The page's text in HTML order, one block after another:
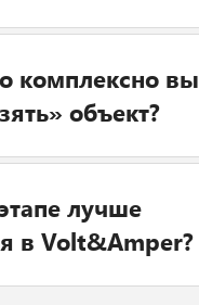
комплексно вы
объект?
лучше
в Volt&Amper?